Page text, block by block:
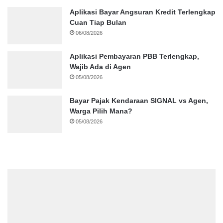
Aplikasi Bayar Angsuran Kredit Terlengkap
Cuan Tiap Bulan
06/08/2026
Aplikasi Pembayaran PBB Terlengkap,
Wajib Ada di Agen
05/08/2026
Bayar Pajak Kendaraan SIGNAL vs Agen,
Warga Pilih Mana?
05/08/2026